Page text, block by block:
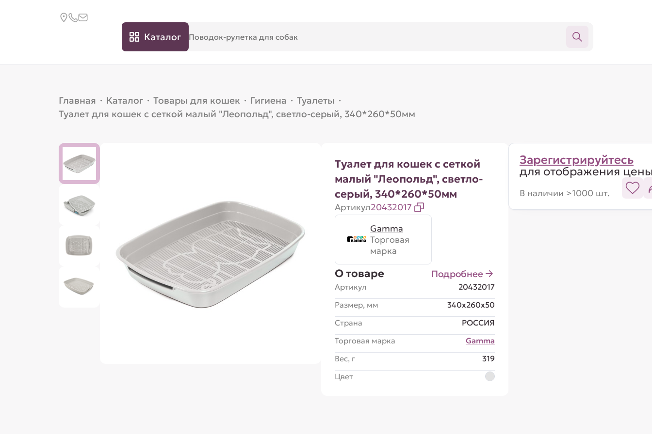
Каталог
Главная · Каталог · Товары для кошек · Гигиена · Туалеты ·
Туалет для кошек с сеткой малый "Леопольд", светло-серый, 340*260*50мм
Туалет для кошек с сеткой
малый "Леопольд", светло-
серый, 340*260*50мм
Артикул20432017
Gamma
Торговая
марка
О товаре Подробнее
Артикул
20432017
Размер, мм
340x260x50
Страна
РОССИЯ
Торговая марка
Gamma
Вес, г
319
Цвет
Зарегистрируйтесь
для отображения
В наличии >1000 шт.